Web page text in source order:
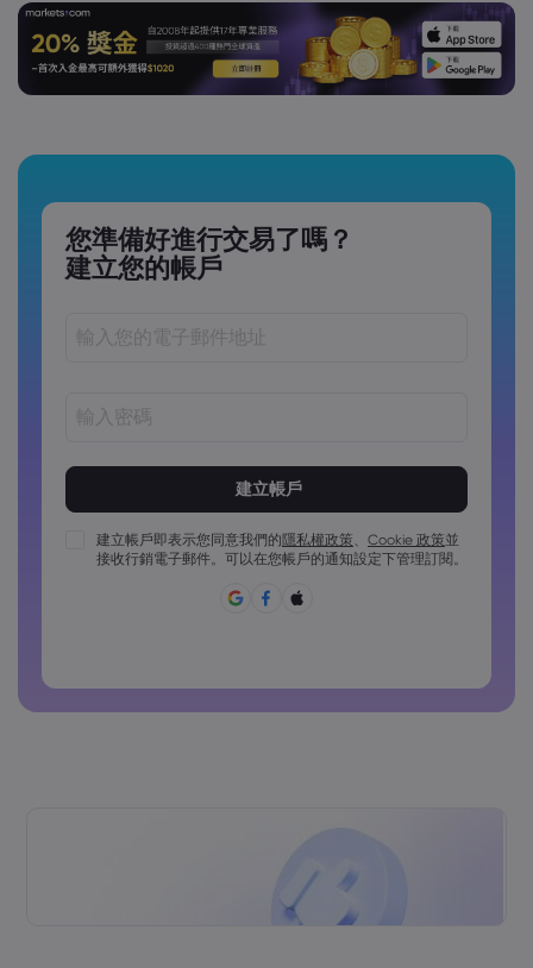
您準備好進行交易了嗎？
建立您的帳戶
密碼長度必須介於 8 到 15 個字元之間
密碼必須包含至少 1 個大寫字元
密碼必須包含至少 1 個小寫字元
密碼必須包含 ~!@#£%^&*()_-+=:;&lt;&gt;{,[]?,.
建立帳戶即表示您同意我們的隱私權政策、 Cookie 政策並
接收行銷電子郵件。可以在您帳戶的通知設定下管理訂閱。